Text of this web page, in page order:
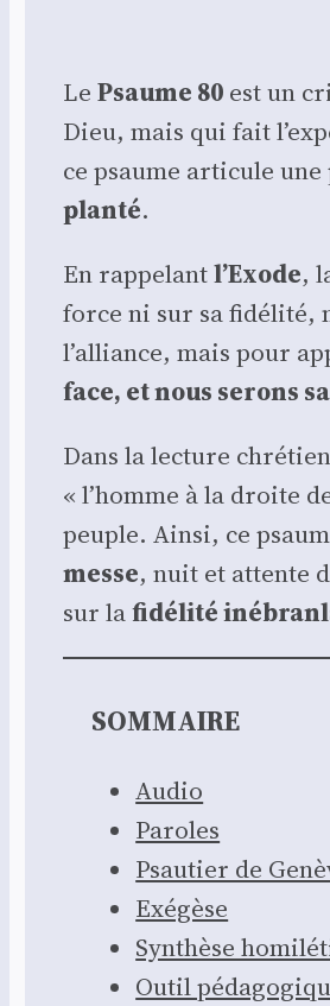
LePsaume 80 est un
Dieu, mais qui fait
ce psaume arti­cule
plan­té.
En rap­pe­lantl’Exode,
force ni sur sa fidé­li­té,
l’alliance, mais pour
face, et nous serons
Dans la lec­ture
« l’homme à la droite
peuple. Ain­si, ce
messe, nuit et attente
sur lafidé­li­té
SOMMAIRE
Audio
Paroles
Psau­tier de
Exé­gèse
Syn­thèse
Outil